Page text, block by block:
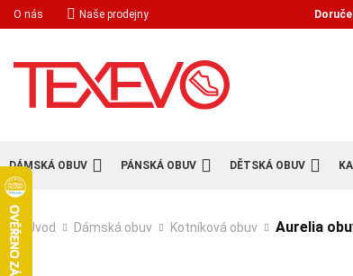
O nás Naše prodejny
DÁMSKÁ OBUV PÁNSKÁ OBUV DĚTSKÁ OBUV
Úvod Dámská obuv Kotníková obuv Aurelia